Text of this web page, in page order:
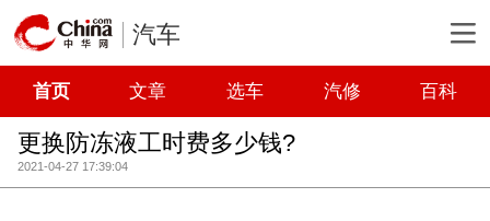
汽车
首页 文章 选车 汽修 百科
更换防冻液工时费多少钱?
2021-04-27 17:39:04